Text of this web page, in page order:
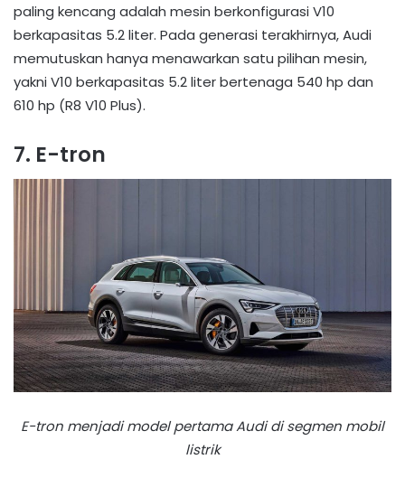
paling kencang adalah mesin berkonfigurasi V10
berkapasitas 5.2 liter. Pada generasi terakhirnya, Audi
memutuskan hanya menawarkan satu pilihan mesin,
yakni V10 berkapasitas 5.2 liter bertenaga 540 hp dan
610 hp (R8 V10 Plus).
7. E-tron
E-tron menjadi model pertama Audi di segmen mobil
listrik